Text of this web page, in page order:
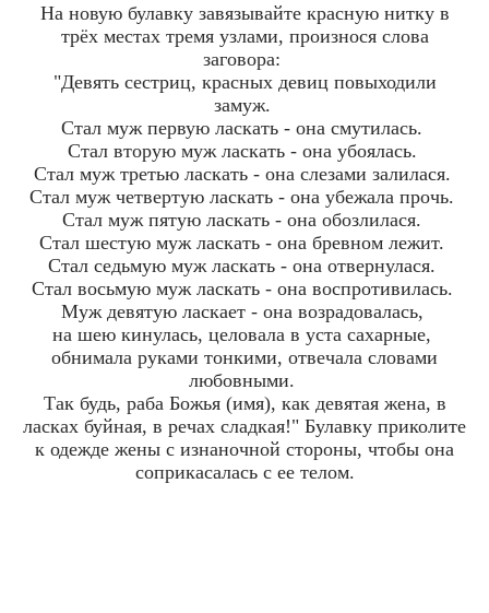
На новую булавку завязывайте красную нитку в
трёх местах тремя узлами, произнося слова
заговора:
"Девять сестриц, красных девиц повыходили
замуж.
Стал муж первую ласкать - она смутилась.
Стал вторую муж ласкать - она убоялась.
Стал муж третью ласкать - она слезами залилася.
Стал муж четвертую ласкать - она убежала прочь.
Стал муж пятую ласкать - она обозлилася.
Стал шестую муж ласкать - она бревном лежит.
Стал седьмую муж ласкать - она отвернулася.
Стал восьмую муж ласкать - она воспротивилась.
Муж девятую ласкает - она возрадовалась,
на шею кинулась, целовала в уста сахарные,
обнимала руками тонкими, отвечала словами
любовными.
Так будь, раба Божья (имя), как девятая жена, в
ласках буйная, в речах сладкая!" Булавку приколите
к одежде жены с изнаночной стороны, чтобы она
соприкасалась с ее телом.